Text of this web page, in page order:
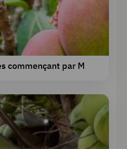
commençant par M